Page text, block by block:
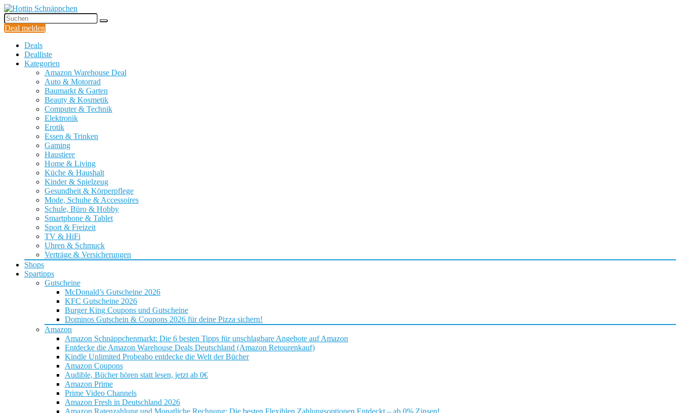
Deal melden
Deals
Dealliste
Kategorien
Amazon Warehouse Deal
Auto & Motorrad
Baumarkt & Garten
Beauty & Kosmetik
Computer & Technik
Elektronik
Erotik
Essen & Trinken
Gaming
Haustiere
Home & Living
Küche & Haushalt
Kinder & Spielzeug
Gesundheit & Körperpflege
Mode, Schuhe & Accessoires
Schule, Büro & Hobby
Smartphone & Tablet
Sport & Freizeit
TV & HiFi
Uhren & Schmuck
Verträge & Versicherungen
Shops
Spartipps
Gutscheine
McDonald’s Gutscheine 2026
KFC Gutscheine 2026
Burger King Coupons und Gutscheine
Dominos Gutschein & Coupons 2026 für deine Pizza sichern!
Amazon
Amazon Schnäppchenmarkt: Die 6 besten Tipps für unschlagbare Angebote auf Amazon
Entdecke die Amazon Warehouse Deals Deutschland (Amazon Retourenkauf)
Kindle Unlimited Probeabo entdecke die Welt der Bücher
Amazon Coupons
Audible, Bücher hören statt lesen, jetzt ab 0€
Amazon Prime
Prime Video Channels
Amazon Fresh in Deutschland 2026
Amazon Ratenzahlung und Monatliche Rechnung: Die besten Flexiblen Zahlungsoptionen Entdeckt – ab 0% Zinsen!